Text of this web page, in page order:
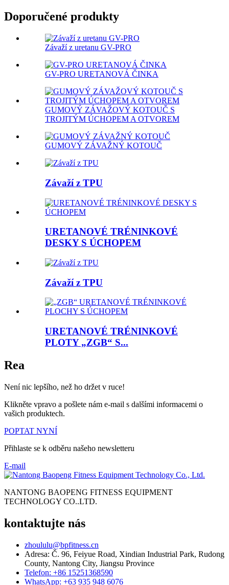
Doporučené produkty
Závaží z uretanu GV-PRO
GV-PRO URETANOVÁ ČINKA
GUMOVÝ ZÁVAŽOVÝ KOTOUČ S
TROJITÝM ÚCHOPEM A OTVOREM
GUMOVÝ ZÁVAŽNÝ KOTOUČ
Závaží z TPU
URETANOVÉ TRÉNINKOVÉ
DESKY S ÚCHOPEM
Závaží z TPU
URETANOVÉ TRÉNINKOVÉ
PLOTY „ZGB“ S...
Rea
Není nic lepšího, než ho držet v ruce!
Klikněte vpravo a pošlete nám e-mail s dalšími informacemi o
vašich produktech.
POPTAT NYNÍ
Přihlaste se k odběru našeho newsletteru
E-mail
NANTONG BAOPENG FITNESS EQUIPMENT
TECHNOLOGY CO..LTD.
kontaktujte nás
zhoululu@bpfitness.cn
Adresa: Č. 96, Feiyue Road, Xindian Industrial Park, Rudong
County, Nantong City, Jiangsu Province
Telefon: +86 15251368590
WhatsApp: +63 935 948 6076